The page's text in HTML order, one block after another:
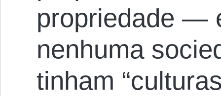
propriedade —
nenhuma
tinham